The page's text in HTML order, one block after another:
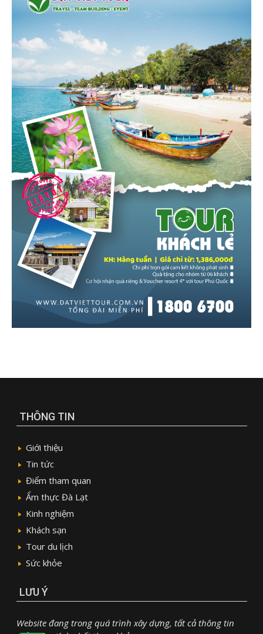
THÔNG TIN
Giới thiệu
Tin tức
Điểm tham quan
Ẩm thực Đà Lạt
Kinh nghiệm
Khách sạn
Tour du lịch
Sức khỏe
LƯU Ý
Website đang trong quá trình xây dựng, tất cả thông tin